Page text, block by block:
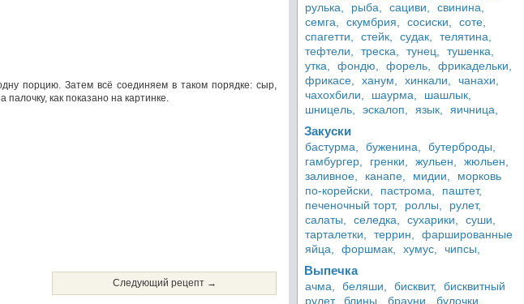
порцию. Затем всё соединяем в таком порядке: сыр,
как показано на картинке.
Следующий рецепт →
рулька,
рыба, сациви,
свинина,
семга,
скумбрия, сосиски,
соте,
спагетти,
стейк, судак,
телятина,
тефтели,
треска, тунец,
тушенка,
утка,
фондю, форель,
фрикадельки,
фрикасе,
ханум, хинкали,
чанахи,
чахохбили,
шаурма,
шашлык,
шницель,
эскалоп, язык, яичница,
Закуски
бастурма, буженина,
бутерброды,
гамбургер,
гренки, жульен,
жюльен,
заливное,
канапе, мидии,
морковь
по-корейски,
пастрома,
паштет,
печеночный торт,
роллы,
рулет,
салаты,
селедка, сухарики,
суши,
тарталетки,
террин,
фаршированные
яйца,
форшмак, хумус, чипсы,
Выпечка
ачма, беляши, бисквит,
бисквитный
рулет,
блины, брауни,
булочки,